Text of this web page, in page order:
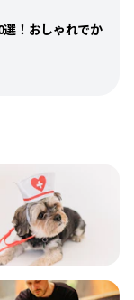
！おしゃれでか